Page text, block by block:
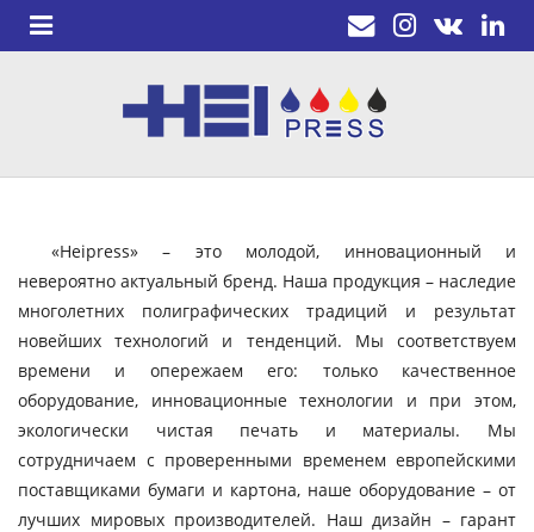
«Heipress» – это молодой, инновационный и
невероятно актуальный бренд. Наша продукция – наследие
многолетних полиграфических традиций и результат
новейших технологий и тенденций. Мы соответствуем
времени и опережаем его: только качественное
оборудование, инновационные технологии и при этом,
экологически чистая печать и материалы. Мы
сотрудничаем с проверенными временем европейскими
поставщиками бумаги и картона, наше оборудование – от
лучших мировых производителей. Наш дизайн – гарант